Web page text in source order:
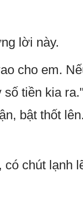
lời này.
cho em.
số tiền kia
bật thốt
chút lạnh